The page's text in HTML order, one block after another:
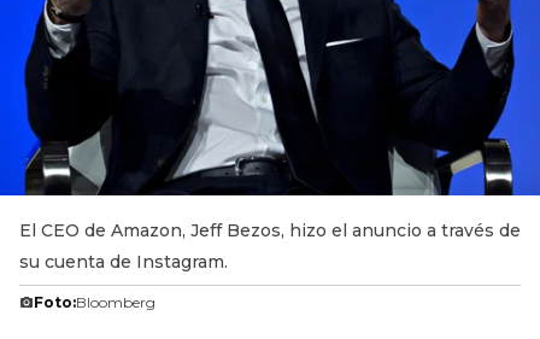
El CEO de Amazon, Jeff Bezos, hizo el anuncio a través de
su cuenta de Instagram.
Foto:Bloomberg